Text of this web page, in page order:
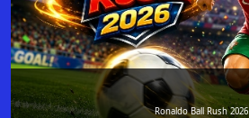
Ronaldo Ball Rush 2026